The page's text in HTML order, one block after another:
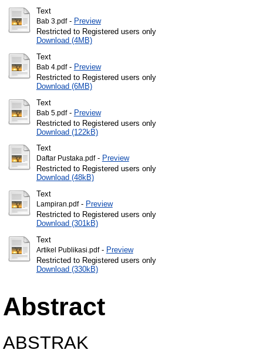
Text
Bab 3.pdf- Preview
Restricted to Registered users only
Download (4MB)
Text
Bab 4.pdf- Preview
Restricted to Registered users only
Download (6MB)
Text
Bab 5.pdf- Preview
Restricted to Registered users only
Download (122kB)
Text
Daftar Pustaka.pdf- Preview
Restricted to Registered users only
Download (48kB)
Text
Lampiran.pdf- Preview
Restricted to Registered users only
Download (301kB)
Text
Artikel Publikasi.pdf- Preview
Restricted to Registered users only
Download (330kB)
Abstract
ABSTRAK